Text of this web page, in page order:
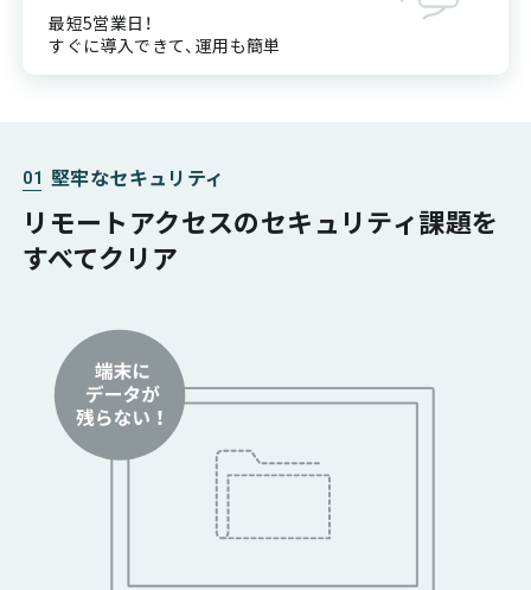
最短5営業日！
すぐに導入できて、運用も簡単
01 堅牢なセキュリティ
リモートアクセスのセキュリティ課題を
すべてクリア